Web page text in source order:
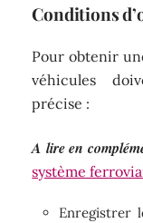
Conditions
Pour obtenir
véhicules
précise :
A lire en
système
Enregistrer